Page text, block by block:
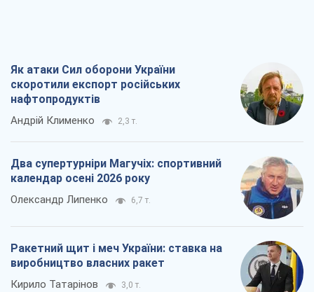
Як атаки Сил оборони України
скоротили експорт російських
нафтопродуктів
Андрій Клименко 2,3 т.
Два супертурніри Магучіх: спортивний
календар осені 2026 року
Олександр Липенко 6,7 т.
Ракетний щит і меч України: ставка на
виробництво власних ракет
Кирило Татарінов 3,0 т.